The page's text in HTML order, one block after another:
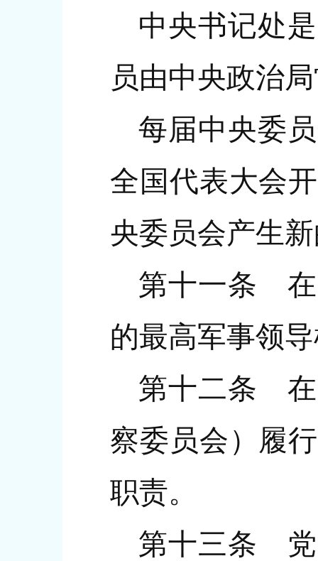
中央书记处
员由中央政治
每届中央委
全国代表大会
央委员会产生
第十一条 在
的最高军事领
第十二条 在
察委员会）履
职责。
第十三条 党